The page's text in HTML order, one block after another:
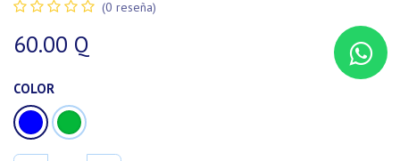
(0 reseña)
60.00 Q
COLOR